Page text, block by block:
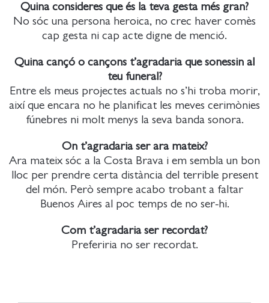
Quina consideres que és la teva gesta més gran?
No sóc una persona heroica, no crec haver comès
cap gesta ni cap acte digne de menció.
Quina cançó o cançons t’agradaria que sonessin al
teu funeral?
Entre els meus projectes actuals no s’hi troba morir,
així que encara no he planificat les meves cerimònies
fúnebres ni molt menys la seva banda sonora.
On t’agradaria ser ara mateix?
Ara mateix sóc a la Costa Brava i em sembla un bon
lloc per prendre certa distància del terrible present
del món. Però sempre acabo trobant a faltar
Buenos Aires al poc temps de no ser-hi.
Com t’agradaria ser recordat?
Preferiria no ser recordat.